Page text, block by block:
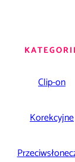
Clip-on
Korekcyjne